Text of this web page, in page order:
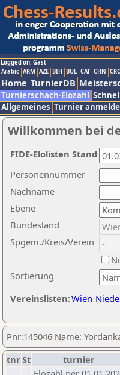
Logged on: Gast
Arabic ARM AZE BIH BUL CAT CHN
Home TurnierDB
Turnierschach-Elozahl
Allgemeines Turnier
Willkommen bei
Nachname
Ebene
Sortierung
Personennummer
Bundesland
Spgem./Kreis/Verein
Vereinslisten:Wien
FIDE-Elolisten Stand
Pnr:145046 Name:
tnrSt turnier